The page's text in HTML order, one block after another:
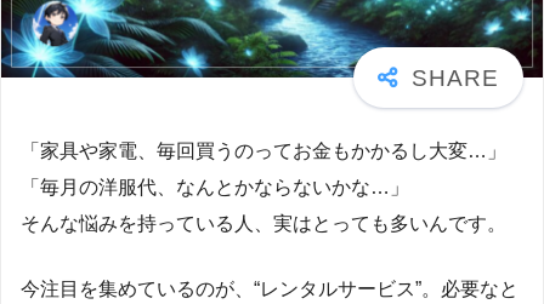
「家具や家電、毎回買うのってお金もかかるし大変…」
「毎月の洋服代、なんとかならないかな…」
そんな悩みを持っている人、実はとっても多いんです。
今注目を集めているのが、“レンタルサービス”。必要なと